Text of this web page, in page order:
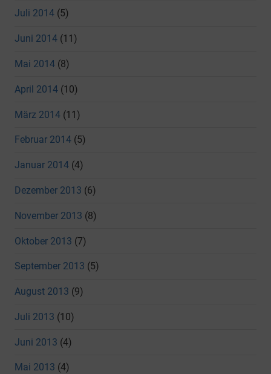
Juli 2014 (5)
Juni 2014 (11)
Mai 2014 (8)
April 2014 (10)
März 2014 (11)
Februar 2014 (5)
Januar 2014 (4)
Dezember 2013 (6)
November 2013 (8)
Oktober 2013 (7)
September 2013 (5)
August 2013 (9)
Juli 2013 (10)
Juni 2013 (4)
Mai 2013 (4)